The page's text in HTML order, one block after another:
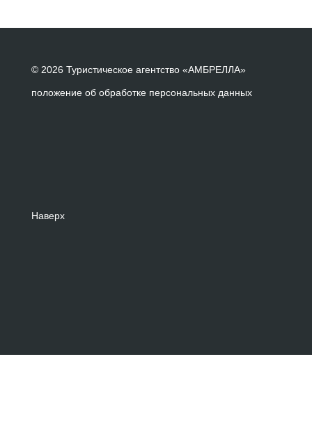
© 2026 Туристическое агентство «АМБРЕЛЛА»
положение об обработке персональных данных
Наверх